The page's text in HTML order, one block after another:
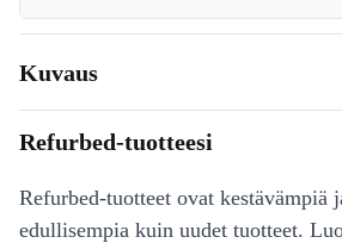
Kuvaus
Refurbed-tuotteesi
Refurbed-tuotteet ovat kestävämpiä
edullisempia kuin uudet tuotteet.